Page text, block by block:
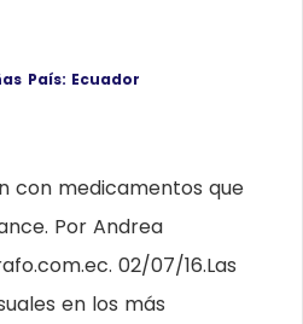
País: Ecuador
con medicamentos que
Por Andrea
02/07/16.Las
en los más